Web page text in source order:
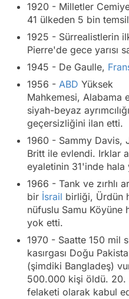
1920 - Milletler
41 ülkeden 5 bin
1925 - Sürrealistlerin
Pierre'de gece yarısı
1945 - De Gaulle,
1956 - ABD Yüksek
Mahkemesi, Alabama
siyah-beyaz
geçersizliğini ilan etti.
1960 - Sammy Davis,
Britt ile evlendi. Irklar
eyaletinin 31'inde hala
1966 - Tank ve zırhlı
bir İsrail birliği, Ürdün
nüfuslu Samu Köyüne
yok etti.
1970 - Saatte 150 mil
kasırgası Doğu
(şimdiki Bangladeş)
500.000 kişi öldü. 20.
felaketi olarak kabul